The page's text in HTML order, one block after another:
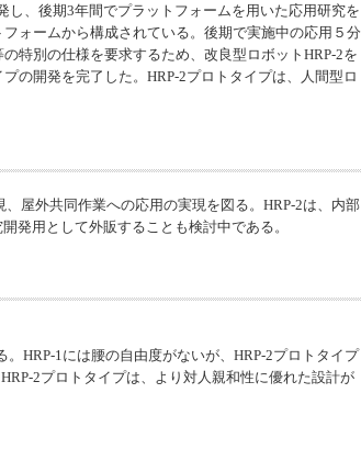
、後期3年間でプラットフォームを用いた応用研究を
ォームから構成されている。後期で実施中の応用５分
特別の仕様を要求するため、改良型ロボットHRP-2を
の開発を完了した。HRP-2プロトタイプは、人間型ロ
屋外共同作業への応用の実現を図る。HRP-2は、内部
発用として外販することも検討中である。
HRP-1には腰の自由度がないが、HRP-2プロトタイプ
2プロトタイプは、より対人親和性に優れた設計が